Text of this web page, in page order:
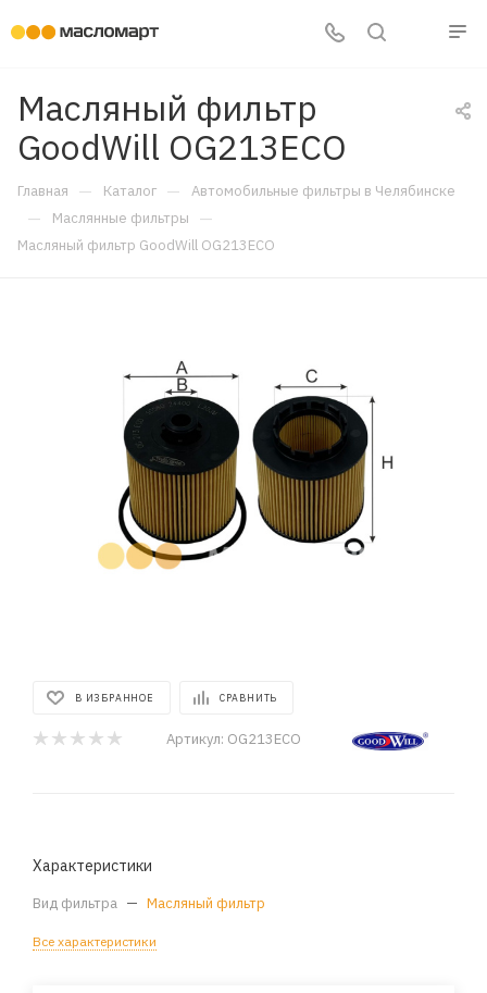
Масляный фильтр
GoodWill OG213ECO
Главная — Каталог — Автомобильные фильтры в Челябинске
— Маслянные фильтры —
Масляный фильтр GoodWill OG213ECO
В ИЗБРАННОЕ СРАВНИТЬ
Артикул: OG213ECO
Характеристики
Вид фильтра — Масляный фильтр
Все характеристики